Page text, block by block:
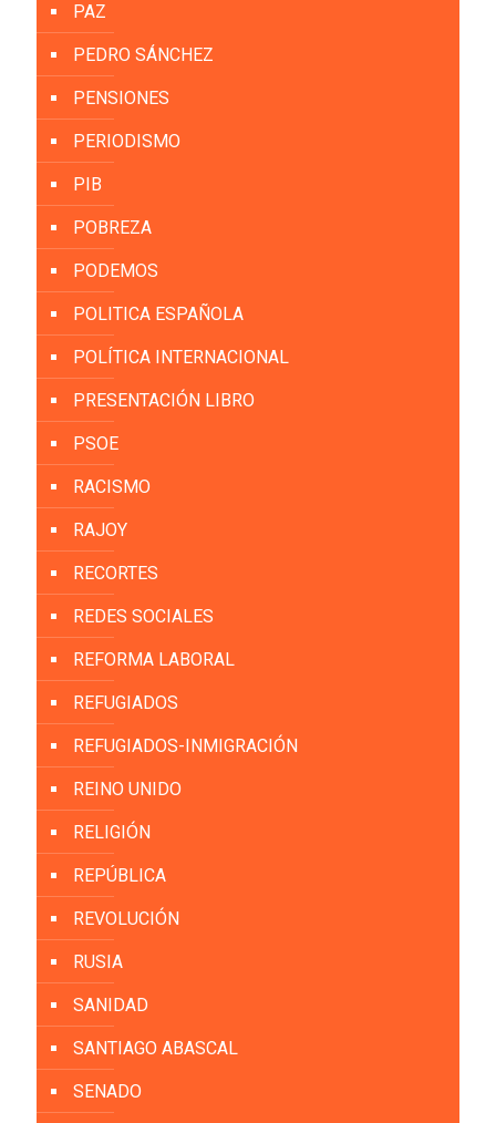
PAZ
PEDRO SÁNCHEZ
PENSIONES
PERIODISMO
PIB
POBREZA
PODEMOS
POLITICA ESPAÑOLA
POLÍTICA INTERNACIONAL
PRESENTACIÓN LIBRO
PSOE
RACISMO
RAJOY
RECORTES
REDES SOCIALES
REFORMA LABORAL
REFUGIADOS
REFUGIADOS-INMIGRACIÓN
REINO UNIDO
RELIGIÓN
REPÚBLICA
REVOLUCIÓN
RUSIA
SANIDAD
SANTIAGO ABASCAL
SENADO